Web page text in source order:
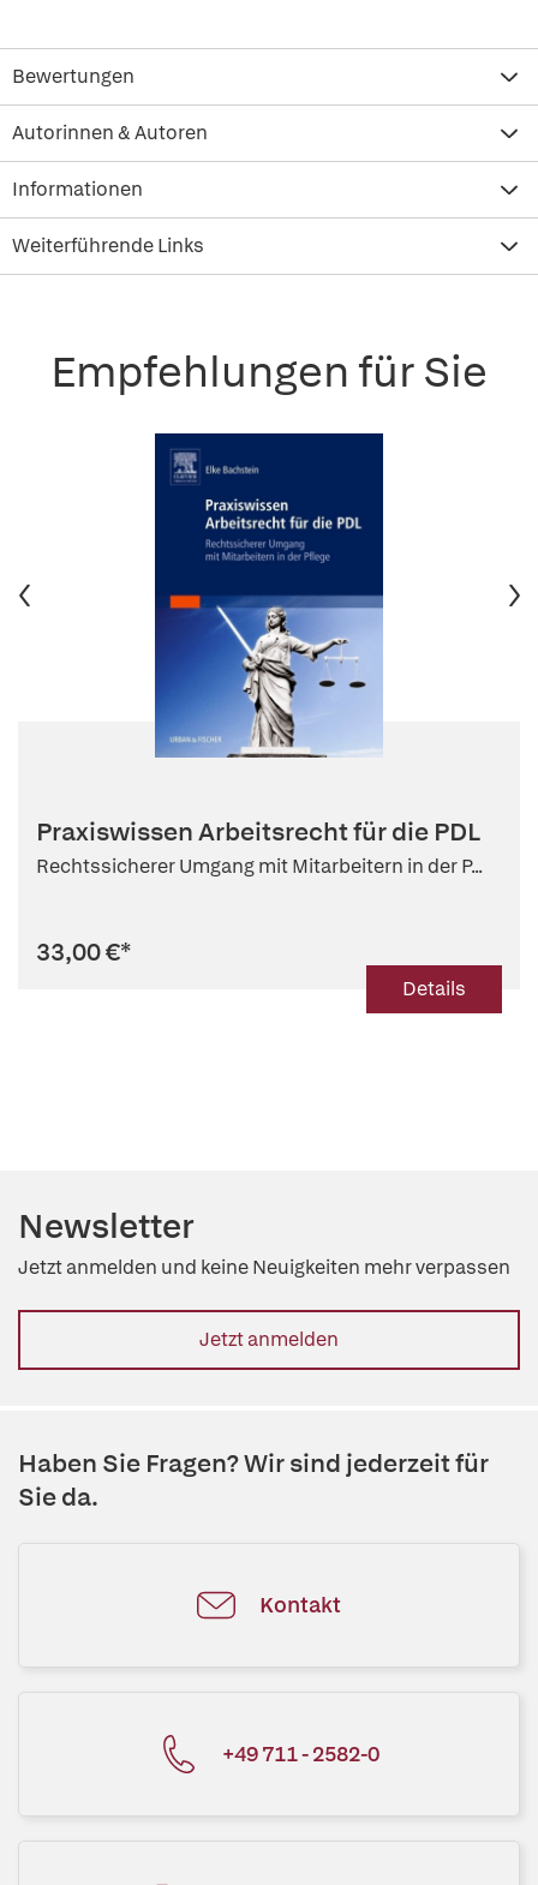
Bewertungen
Autorinnen & Autoren
Informationen
Weiterführende Links
Empfehlungen für Sie
Praxiswissen Arbeitsrecht für die PDL
Rechtssicherer Umgang mit Mitarbeitern in der P...
33,00 €*
Details
Newsletter
Jetzt anmelden und keine Neuigkeiten mehr verpassen
Jetzt anmelden
Haben Sie Fragen? Wir sind jederzeit für
Sie da.
Kontakt
+49 711 - 2582-0